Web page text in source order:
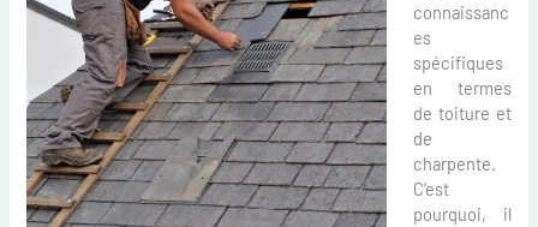
connaissanc
es
spécifiques
en termes
de toiture et
de
charpente.
C’est
pourquoi, il